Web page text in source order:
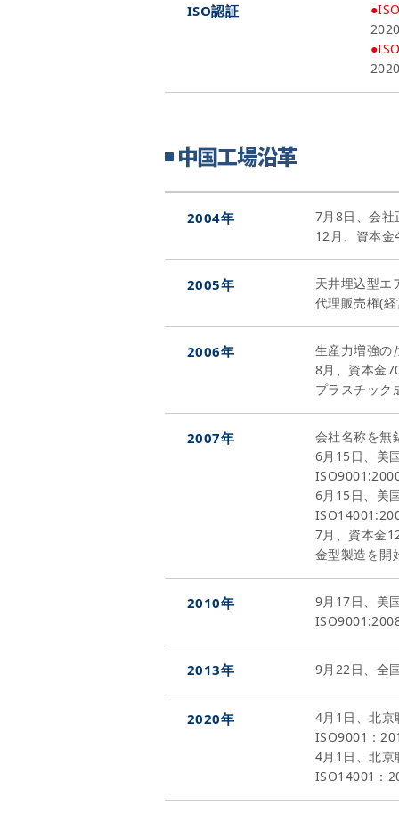
ISO認証
2004年
7月8日、会
12月、資本金
2005年
天井埋込型エ
代理販売権(
2006年
生産力増強の
8月、資本金
プラスチック
2007年
会社名称を無
6月15日、美
6月15日、美
7月、資本金
金型製造を開
2010年
9月17日、美
2013年 9月22日、全
2020年
4月1日、北京
ISO9001：
4月1日、北京
ISO14001：